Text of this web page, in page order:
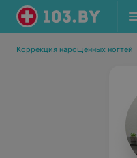
Коррекция нарощенных ногтей